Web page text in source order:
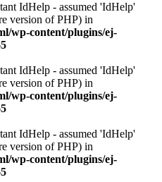
IdHelp - assumed 'IdHelp'
version of PHP) in
wp-content/plugins/ej-
IdHelp - assumed 'IdHelp'
version of PHP) in
wp-content/plugins/ej-
IdHelp - assumed 'IdHelp'
version of PHP) in
wp-content/plugins/ej-